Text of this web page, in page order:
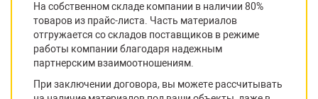
На собственном складе компании в наличии 80%
товаров из прайс-листа. Часть материалов
отгружается со складов поставщиков в режиме
работы компании благодаря надежным
партнерским взаимоотношениям.
При заключении договора, вы можете рассчитывать